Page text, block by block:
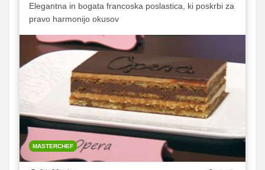
Elegantna in bogata francoska poslastica, ki poskrbi za
pravo harmonijo okusov
MASTERCHEF